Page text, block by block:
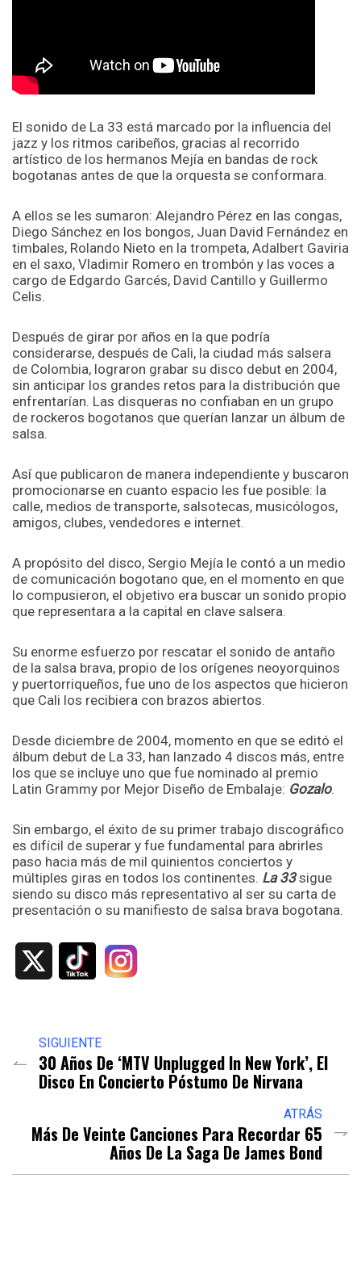
El sonido de La 33 está marcado por la influencia del
jazz y los ritmos caribeños, gracias al recorrido
artístico de los hermanos Mejía en bandas de rock
bogotanas antes de que la orquesta se conformara.
A ellos se les sumaron: Alejandro Pérez en las congas,
Diego Sánchez en los bongos, Juan David Fernández en
timbales, Rolando Nieto en la trompeta, Adalbert Gaviria
en el saxo, Vladimir Romero en trombón y las voces a
cargo de Edgardo Garcés, David Cantillo y Guillermo
Celis.
Después de girar por años en la que podría
considerarse, después de Cali, la ciudad más salsera
de Colombia, lograron grabar su disco debut en 2004,
sin anticipar los grandes retos para la distribución que
enfrentarían. Las disqueras no confiaban en un grupo
de rockeros bogotanos que querían lanzar un álbum de
salsa.
Así que publicaron de manera independiente y buscaron
promocionarse en cuanto espacio les fue posible: la
calle, medios de transporte, salsotecas, musicólogos,
amigos, clubes, vendedores e internet.
A propósito del disco, Sergio Mejía le contó a un medio
de comunicación bogotano que, en el momento en que
lo compusieron, el objetivo era buscar un sonido propio
que representara a la capital en clave salsera.
Su enorme esfuerzo por rescatar el sonido de antaño
de la salsa brava, propio de los orígenes neoyorquinos
y puertorriqueños, fue uno de los aspectos que hicieron
que Cali los recibiera con brazos abiertos.
Desde diciembre de 2004, momento en que se editó el
álbum debut de La 33, han lanzado 4 discos más, entre
los que se incluye uno que fue nominado al premio
Latin Grammy por Mejor Diseño de Embalaje: Gozalo.
Sin embargo, el éxito de su primer trabajo discográfico
es difícil de superar y fue fundamental para abrirles
paso hacia más de mil quinientos conciertos y
múltiples giras en todos los continentes. La 33sigue
siendo su disco más representativo al ser su carta de
presentación o su manifiesto de salsa brava bogotana.
SIGUIENTE
30 Años De ‘MTV Unplugged In New York’, El
Disco En Concierto Póstumo De Nirvana
ATRÁS
Más De Veinte Canciones Para Recordar 65
Años De La Saga De James Bond